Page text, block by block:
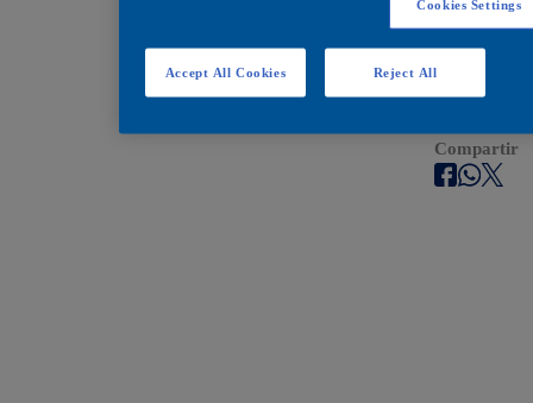
Encuéntralos en estos
Compartir
Cookies Settings
Reject All
Accept All Cookies